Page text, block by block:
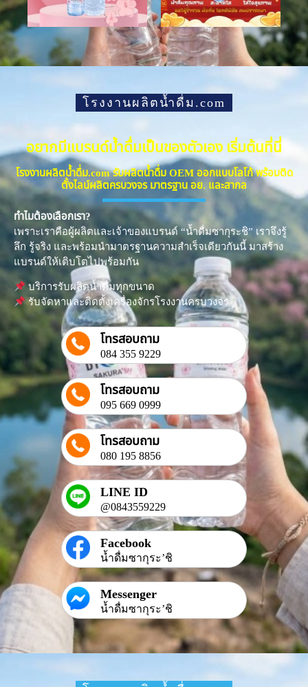
โรงงานผลิตน้ำดื่ม.com
อยากมีแบรนด์น้ำดื่มเป็นของตัวเอง เริ่มต้นที่นี่
โรงงานผลิตน้ำดื่ม.com รับผลิตน้ำดื่ม OEM ออกแบบโลโก้ พร้อมติด
ตั้งไลน์ผลิตครบวงจร มาตรฐาน อย. และสากล
ทำไมต้องเลือกเรา?
เพราะเราคือผู้ผลิตและเจ้าของแบรนด์ “น้ำดื่มซากุระชิ” เราจึงรู้
ลึก รู้จริง และพร้อมนำมาตรฐานความสำเร็จเดียวกันนี้ มาสร้าง
แบรนด์ให้เติบโตไปพร้อมกัน
บริการรับผลิตน้ำดื่มทุกขนาด
รับจัดหาและติดตั้งเครื่องจักรโรงงานครบวงจร
โทรสอบถาม
084 355 9229
โทรสอบถาม
095 669 0999
โทรสอบถาม
080 195 8856
LINE ID
@0843559229
Facebook
น้ำดื่มซากุระ’ชิ
Messenger
น้ำดื่มซากุระ’ชิ